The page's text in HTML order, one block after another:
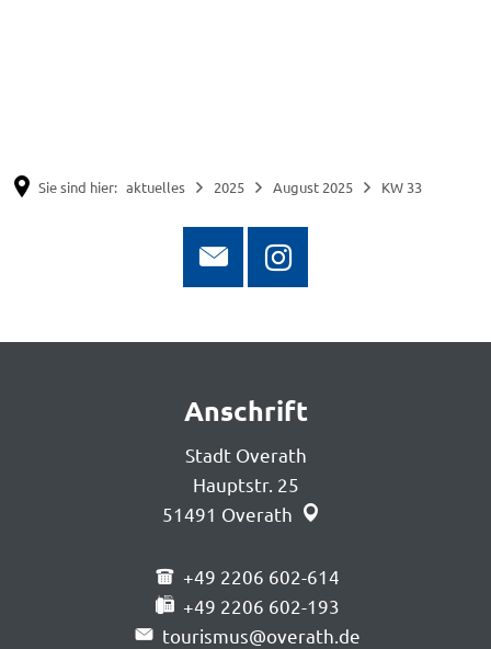
Sie sind hier: aktuelles 2025 August 2025 KW 33
Anschrift
Stadt Overath
Hauptstr. 25
51491 Overath
+49 2206 602-614
+49 2206 602-193
tourismus@overath.de